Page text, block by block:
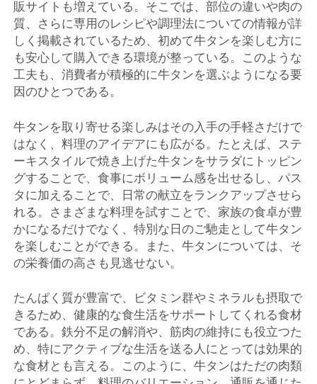
販サイトも増えている。そこでは、部位の違いや肉の
質、さらに専用のレシピや調理法についての情報が詳
しく掲載されているため、初めて牛タンを楽しむ方に
も安心して購入できる環境が整っている。このような
工夫も、消費者が積極的に牛タンを選ぶようになる要
因のひとつである。
牛タンを取り寄せる楽しみはその入手の手軽さだけで
はなく、料理のアイデアにも広がる。たとえば、ステ
ーキスタイルで焼き上げた牛タンをサラダにトッピン
グすることで、食事にボリューム感を出せるし、パス
タに加えることで、日常の献立をランクアップさせら
れる。さまざまな料理を試すことで、家族の食卓が豊
かになるだけでなく、特別な日のご馳走として牛タン
を楽しむことができる。また、牛タンについては、そ
の栄養価の高さも見逃せない。
たんぱく質が豊富で、ビタミン群やミネラルも摂取で
きるため、健康的な食生活をサポートしてくれる食材
である。鉄分不足の解消や、筋肉の維持にも役立つた
め、特にアクティブな生活を送る人にとっては効果的
な食材とも言える。このように、牛タンはただの肉類